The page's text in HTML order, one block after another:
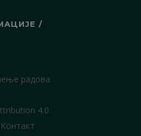
/
радова
4.0
Контакт